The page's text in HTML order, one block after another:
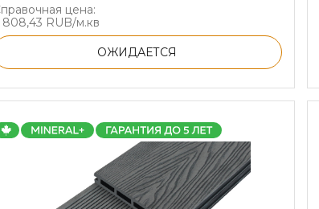
цена:
808,43 RUB/м.кв
ОЖИДАЕТСЯ